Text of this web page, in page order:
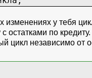
изменениях у тебя
с остатками по
цикл независимо от